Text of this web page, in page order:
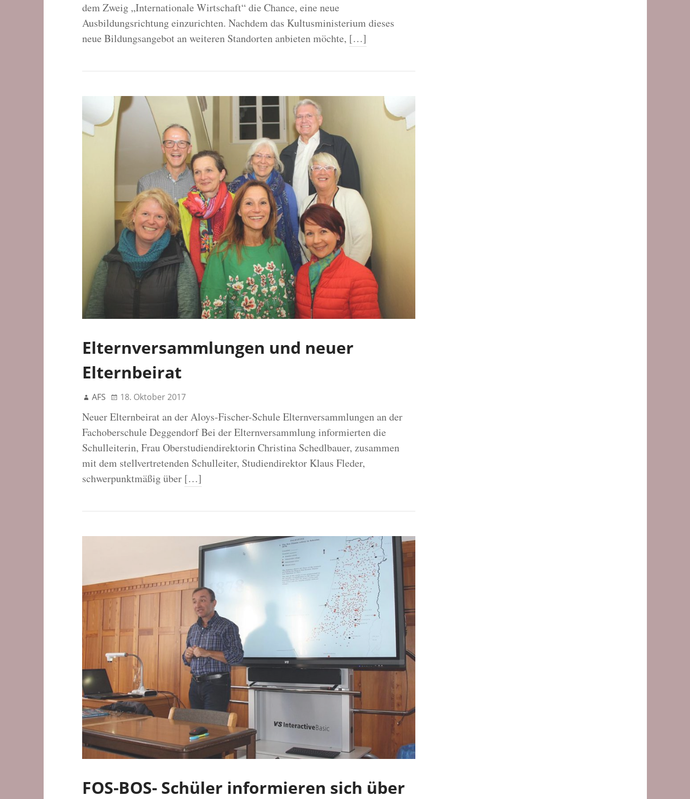
dem Zweig „Internationale Wirtschaft“ die Chance, eine neue
Ausbildungsrichtung einzurichten. Nachdem das Kultusministerium dieses
neue Bildungsangebot an weiteren Standorten anbieten möchte, […]
Elternversammlungen und neuer
Elternbeirat
AFS 18. Oktober 2017
Neuer Elternbeirat an der Aloys-Fischer-Schule Elternversammlungen an der
Fachoberschule Deggendorf Bei der Elternversammlung informierten die
Schulleiterin, Frau Oberstudiendirektorin Christina Schedlbauer, zusammen
mit dem stellvertretenden Schulleiter, Studiendirektor Klaus Fleder,
schwerpunktmäßig über […]
FOS-BOS- Schüler informieren sich über